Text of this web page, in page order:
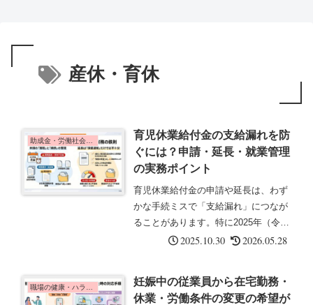
産休・育休
助成金・労働社会保険
育児休業給付金の支給漏れを防
ぐには？申請・延長・就業管理
の実務ポイント
育児休業給付金の申請や延長は、わず
かな手続ミスで「支給漏れ」につなが
ることがあります。特に2025年（令和
7年）の制度改正以降は、申請期限・
本記事では、社会保険労務士の立場...
2025.10.30 2026.05.28
妊娠中の従業員から在宅勤務・
休業・労働条件の変更の希望が